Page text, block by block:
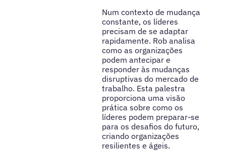
Num contexto de mudança
constante, os líderes
precisam de se adaptar
rapidamente. Rob analisa
como as organizações
podem antecipar e
responder às mudanças
disruptivas do mercado de
trabalho. Esta palestra
proporciona uma visão
prática sobre como os
líderes podem preparar-se
para os desafios do futuro,
criando organizações
resilientes e ágeis.